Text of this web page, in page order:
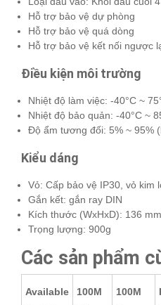
Hỗ trợ bảo vệ dự phòng
Hỗ trợ bảo vệ quá dòng
Hỗ trợ bảo vệ kết nối ngược
Điều kiện môi trường
Nhiệt độ làm việc: -40°C ~
Nhiệt độ bảo quản: -40°C ~
Độ ẩm tương đối: 5% ~ 95%
Kiểu dáng
Vỏ: Cấp bảo vệ IP30, vỏ kim
Gắn kết: gắn ray DIN
Kích thước (WxHxD): 136
Trọng lượng: 900g
Các sản phẩm
Available
100M
100M